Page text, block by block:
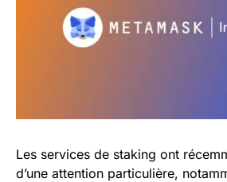
Les services de staking ont
d’une attention particulière,